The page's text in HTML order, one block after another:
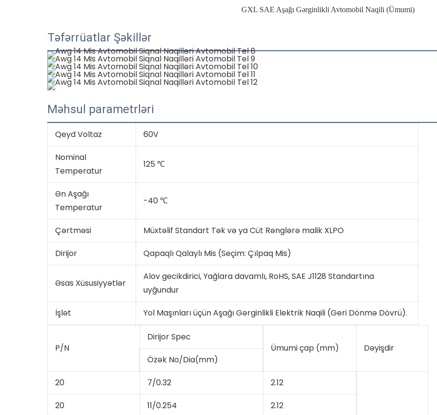
GXL SAE Aşağı Gərginlikli Avtomobil Naqili (Ümumi)
Təfərrüatlar Şəkillər
Məhsul parametrləri
Qeyd Voltaz 60V
Nominal
Temperatur
125 ℃
Ən Aşağı
Temperatur
-40 ℃
Çərtməsi Müxtəlif Standart Tək və ya Cüt Rənglərə malik XLPO
Dirijor Qapaqlı Qalaylı Mis (Seçim: Çılpaq Mis)
Əsas Xüsusiyyətlər
Alov gecikdirici, Yağlara davamlı, RoHS, SAE J1128 Standartına
uyğundur
İşlət Yol Maşınları üçün Aşağı Gərginlikli Elektrik Naqili (Geri Dönmə Dövrü).
P/N
Dirijor Spec
Ümumi çap (mm)
Dəyişdir
Özək No/Dia(mm)
20 7/0.32 2.12
20 11/0.254 2.12